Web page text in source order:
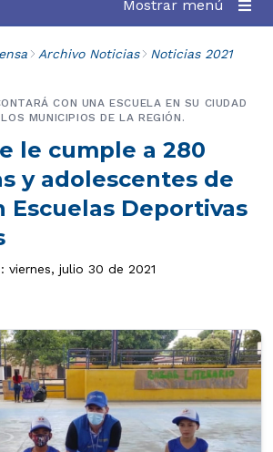
Mostrar menú
Archivo Noticias Noticias 2021
le cumple a 280
y adolescentes de
Escuelas Deportivas
CON UNA ESCUELA EN SU CIUDAD
MUNICIPIOS DE LA REGIÓN.
viernes, julio 30 de 2021